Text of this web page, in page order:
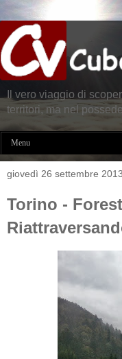
Il vero viaggio di
territori, ma nel
Menu
giovedì 26 settembre 2013
Torino -